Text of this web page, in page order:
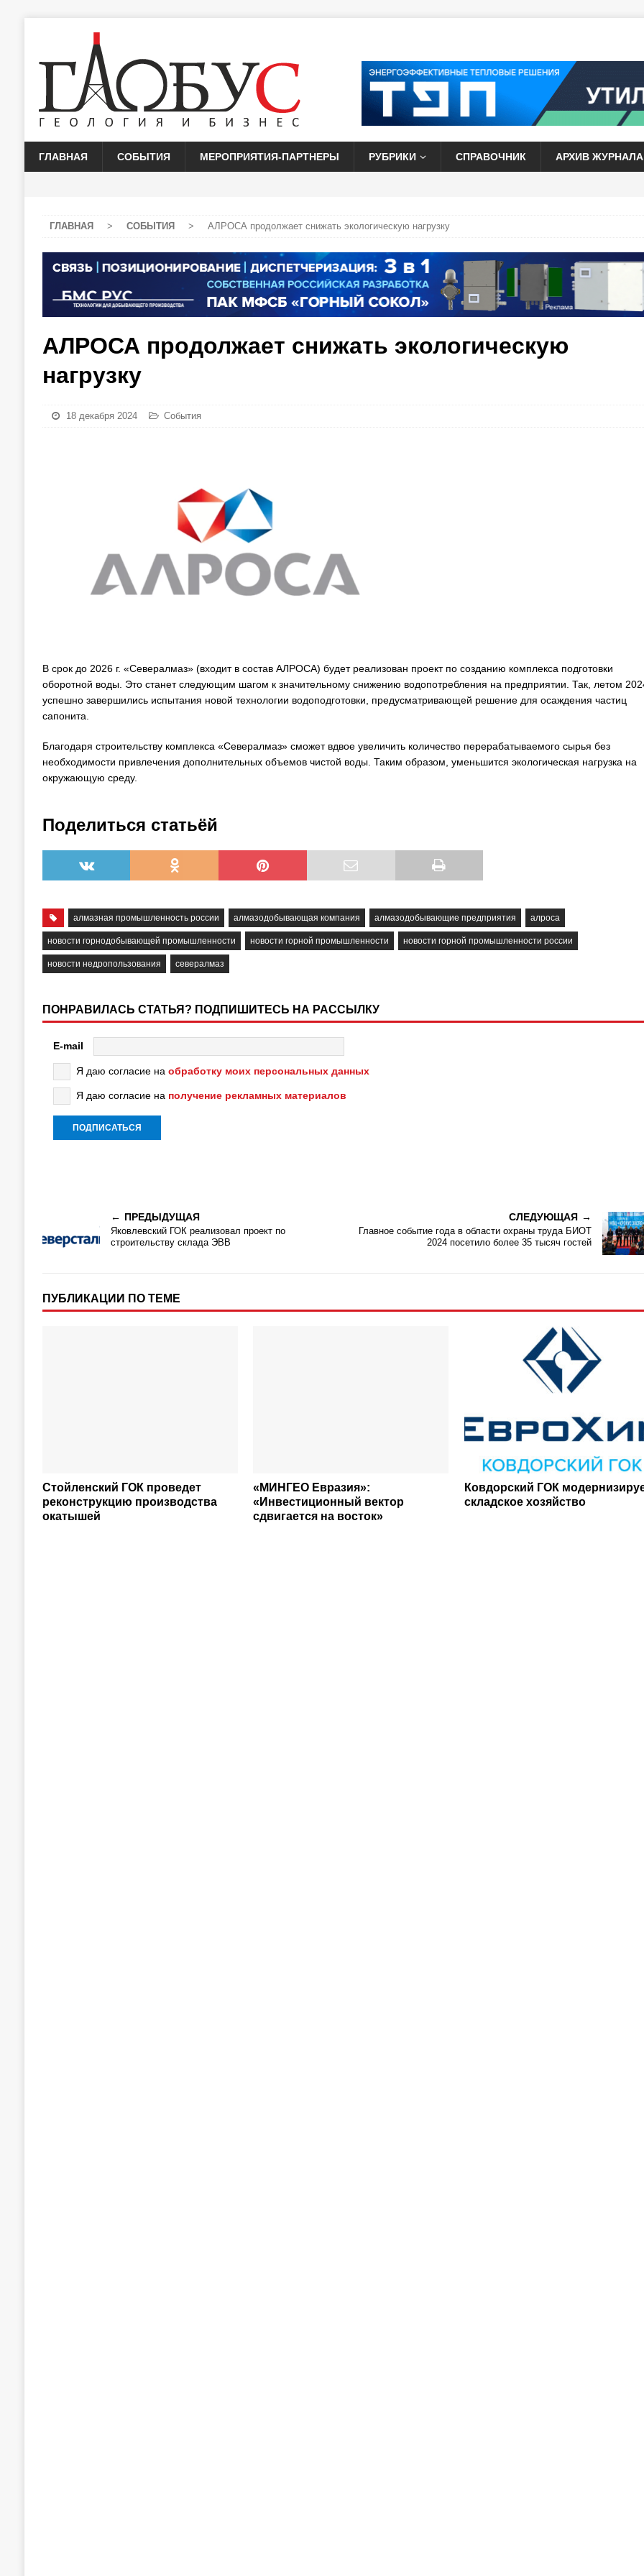
ГЛАВНАЯ СОБЫТИЯ МЕРОПРИЯТИЯ-ПАРТНЕРЫ РУБРИКИ СПРАВОЧНИК АРХИВ ЖУРНАЛА
ГЛАВНАЯ > СОБЫТИЯ > АЛРОСА продолжает снижать экологическую нагрузку
АЛРОСА продолжает снижать экологическую
нагрузку
18 декабря 2024 События
В срок до 2026 г. «Севералмаз» (входит в состав АЛРОСА) будет реализован проект по созданию комплекса подготовки
оборотной воды. Это станет следующим шагом к значительному снижению водопотребления на предприятии. Так, летом
успешно завершились испытания новой технологии водоподготовки, предусматривающей решение для осаждения частиц
сапонита.
Благодаря строительству комплекса «Севералмаз» сможет вдвое увеличить количество перерабатываемого сырья без
необходимости привлечения дополнительных объемов чистой воды. Таким образом, уменьшится экологическая нагрузка на
окружающую среду.
Поделиться статьёй
алмазная промышленность россии алмазодобывающая компания алмазодобывающие предприятия алроса
новости горнодобывающей промышленности новости горной промышленности новости горной промышленности россии
новости недропользования севералмаз
ПОНРАВИЛАСЬ СТАТЬЯ? ПОДПИШИТЕСЬ НА РАССЫЛКУ
E-mail
Я даю согласие на обработку моих персональных данных
Я даю согласие на получение рекламных материалов
ПРЕДЫДУЩАЯ
Яковлевский ГОК реализовал проект по
строительству склада ЭВВ
СЛЕДУЮЩАЯ
Главное событие года в области охраны труда БИОТ
2024 посетило более 35 тысяч гостей
ПУБЛИКАЦИИ ПО ТЕМЕ
Стойленский ГОК проведет
реконструкцию производства
окатышей
«МИНГЕО Евразия»:
«Инвестиционный вектор
сдвигается на восток»
Ковдорский ГОК
складское хозяйство